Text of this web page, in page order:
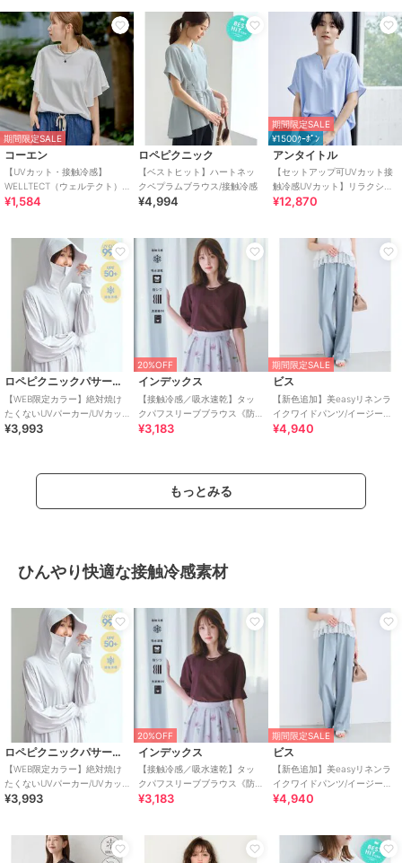
期間限定SALE
コーエン
【UVカット・接触冷感】
WELLTECT（ウェルテクト）
USAコットン フレアスリーブ
¥1,584
ロペピクニック
【ベストヒット】ハートネッ
クペプラムブラウス/接触冷感
¥4,994
期間限定SALE
¥1500ｸｰﾎﾟﾝ
アンタイトル
【セットアップ可UVカット接
触冷感UVカット】リラクシー
キーVネックブラウス
¥12,870
ロペピクニックパサージュ
【WEB限定カラー】絶対焼け
たくないUVパーカー/UVカッ
ト・接触冷感
¥3,993
20%OFF
インデックス
【接触冷感／吸水速乾】タッ
クパフスリーブブラウス《防
シワ／洗濯機OK／XS～3L／
¥3,183
期間限定SALE
ビス
【新色追加】美easyリネンラ
イクワイドパンツ/イージーケ
ア・接触冷感・セットアップ
¥4,940
もっとみる
ひんやり快適な接触冷感素材
ロペピクニックパサージュ
【WEB限定カラー】絶対焼け
たくないUVパーカー/UVカッ
ト・接触冷感
¥3,993
20%OFF
インデックス
【接触冷感／吸水速乾】タッ
クパフスリーブブラウス《防
シワ／洗濯機OK／XS～3L／
¥3,183
期間限定SALE
ビス
【新色追加】美easyリネンラ
イクワイドパンツ/イージーケ
ア・接触冷感・セットアップ
¥4,940